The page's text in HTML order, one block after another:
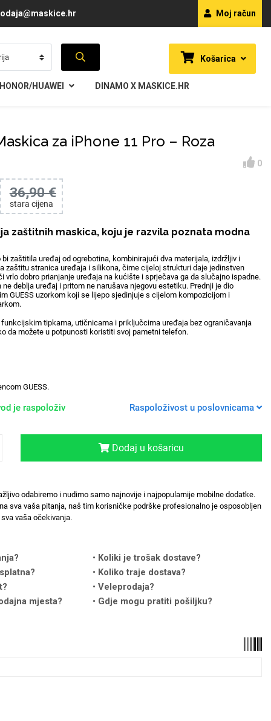
Moj račun
Košarica
HUAWEI DINAMO X MASKICE.HR
za iPhone 11 Pro – Roza
0
36,90 €
stara cijena
zaštitnih maskica, koju je razvila poznata modna
zaštitila uređaj od ogrebotina, kombinirajući dva materijala, izdržljiv i
zaštitu stranica uređaja i silikona, čime cijeloj strukturi daje jedinstven
vrlo dobro prianjanje uređaja na kućište i sprječava ga da slučajno ispadne.
deblja uređaj i pritom ne narušava njegovu estetiku. Prednji je dio
GUESS uzorkom koji se lijepo sjedinjuje s cijelom kompozicijom i
tipkama, utičnicama i priključcima uređaja bez ograničavanja
da možete u potpunosti koristiti svoj pametni telefon.
GUESS.
je raspoloživ Raspoloživost u poslovnicama
Dodaj u košaricu
odabiremo i nudimo samo najnovije i najpopularnije mobilne dodatke.
sva vaša pitanja, naš tim korisničke podrške profesionalno je osposobljen
vaša očekivanja.
Koliki je trošak dostave?
Koliko traje dostava?
Veleprodaja?
mjesta?
Gdje mogu pratiti pošiljku?